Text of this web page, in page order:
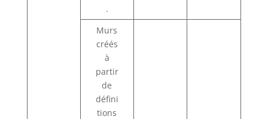
.
Murs
créés
à
partir
de
défini
tions